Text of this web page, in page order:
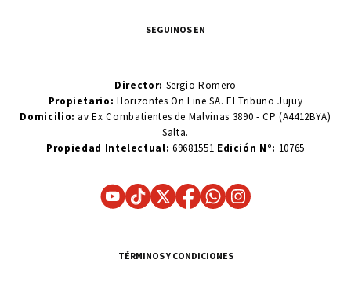
SEGUINOS EN
Director: Sergio Romero
Propietario:Horizontes On Line SA. El Tribuno Jujuy
Domicilio: av Ex Combatientes de Malvinas 3890 - CP (A4412BYA)
Salta.
Propiedad Intelectual: 69681551 Edición N°: 10765
TÉRMINOS Y CONDICIONES